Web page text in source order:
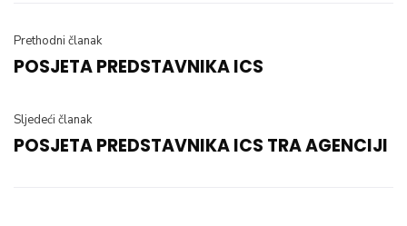
Prethodni članak
POSJETA PREDSTAVNIKA ICS
Sljedeći članak
POSJETA PREDSTAVNIKA ICS TRA AGENCIJI